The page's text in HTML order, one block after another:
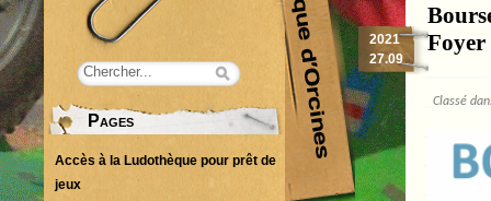
Foyer
2021
27.09
Classé
Pages
Accès à la Ludothèque pour prêt de
jeux